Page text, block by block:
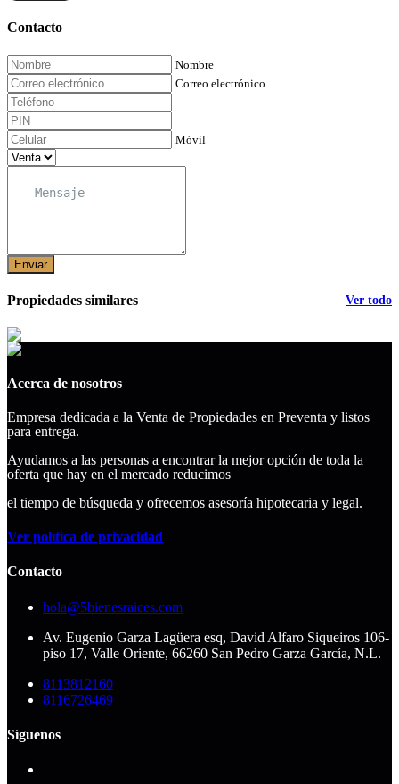
Contacto
Nombre
Correo electrónico
Móvil
Enviar
Propiedades similares Ver todo
Acerca de nosotros
Empresa dedicada a la Venta de Propiedades en Preventa y listos
para entrega.
Ayudamos a las personas a encontrar la mejor opción de toda la
oferta que hay en el mercado reducimos
el tiempo de búsqueda y ofrecemos asesoría hipotecaria y legal.
Ver política de privacidad
Contacto
hola@5bienesraices.com
Av. Eugenio Garza Lagüera esq, David Alfaro Siqueiros 106-
piso 17, Valle Oriente, 66260 San Pedro Garza García, N.L.
8113812160
8116726469
Síguenos